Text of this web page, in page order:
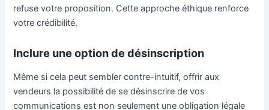
refuse votre proposition. Cette approche éthique renforce
votre crédibilité.
Inclure une option de désinscription
Même si cela peut sembler contre-intuitif, offrir aux
vendeurs la possibilité de se désinscrire de vos
communications est non seulement une obligation légale